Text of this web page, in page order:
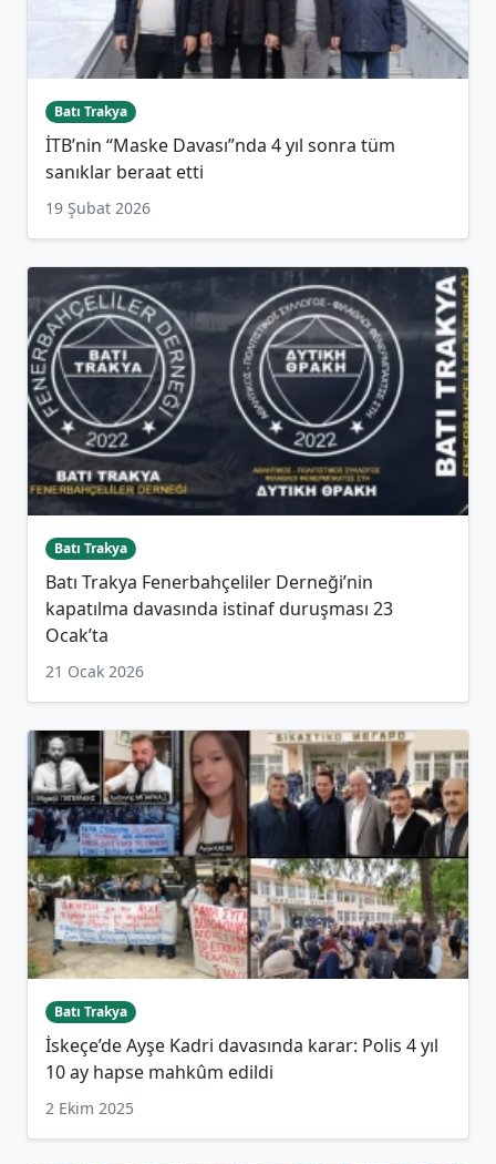
Batı Trakya
İTB’nin “Maske Davası”nda 4 yıl sonra tüm
sanıklar beraat etti
19 Şubat 2026
Batı Trakya
Batı Trakya Fenerbahçeliler Derneği’nin
kapatılma davasında istinaf duruşması 23
Ocak’ta
21 Ocak 2026
Batı Trakya
İskeçe’de Ayşe Kadri davasında karar: Polis 4 yıl
10 ay hapse mahkûm edildi
2 Ekim 2025